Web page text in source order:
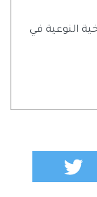
النوعية في